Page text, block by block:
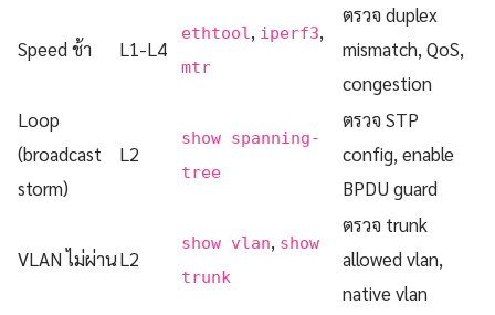
Speed ช้า L1-L4
ethtool , iperf3,
mtr
ตรวจ duplex
mismatch, QoS,
congestion
Loop
(broadcast
storm)
L2
show spanning-
tree
ตรวจ STP
config, enable
BPDU guard
VLAN ไม่ผ่านL2
show vlan, show
trunk
ตรวจ trunk
allowed vlan,
native vlan